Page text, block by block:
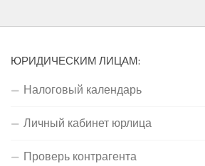
ЮРИДИЧЕСКИМ ЛИЦАМ:
Налоговый календарь
Личный кабинет юрлица
Проверь контрагента